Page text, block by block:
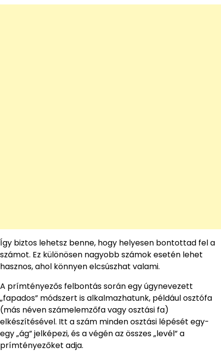
Így biztos lehetsz benne, hogy helyesen bontottad fel a
számot. Ez különösen nagyobb számok esetén lehet
hasznos, ahol könnyen elcsúszhat valami.
A prímtényezős felbontás során egy úgynevezett
„fapados” módszert is alkalmazhatunk, például osztófa
(más néven számelemzőfa vagy osztási fa)
elkészítésével. Itt a szám minden osztási lépését egy-
egy „ág” jelképezi, és a végén az összes „levél” a
prímtényezőket adja.